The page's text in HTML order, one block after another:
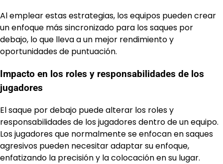
Al emplear estas estrategias, los equipos pueden crear
un enfoque más sincronizado para los saques por
debajo, lo que lleva a un mejor rendimiento y
oportunidades de puntuación.
Impacto en los roles y responsabilidades de los
jugadores
El saque por debajo puede alterar los roles y
responsabilidades de los jugadores dentro de un equipo.
Los jugadores que normalmente se enfocan en saques
agresivos pueden necesitar adaptar su enfoque,
enfatizando la precisión y la colocación en su lugar.